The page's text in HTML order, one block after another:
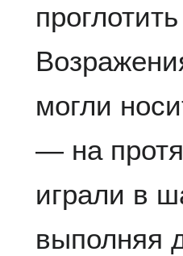
могли
— на
играли в
выполняя